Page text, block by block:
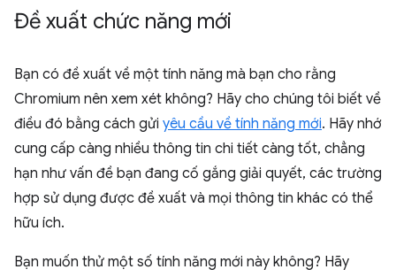
Đề xuất chức năng mới
Bạn có đề xuất về một tính năng mà bạn cho rằng
Chromium nên xem xét không? Hãy cho chúng tôi biết về
điều đó bằng cách gửi yêu cầu về tính năng mới. Hãy nhớ
cung cấp càng nhiều thông tin chi tiết càng tốt, chẳng
hạn như vấn đề bạn đang cố gắng giải quyết, các trường
hợp sử dụng được đề xuất và mọi thông tin khác có thể
hữu ích.
Bạn muốn thử một số tính năng mới này không? Hãy